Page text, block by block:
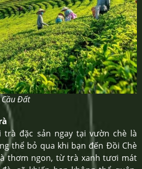
Đất
đặc sản ngay tại vườn chè là
thể bỏ qua khi bạn đến Đồi Chè
thơm ngon, từ trà xanh tươi mát